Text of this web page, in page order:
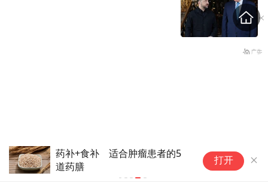
药补+食补 适合肿瘤患者的5
道药膳
打开